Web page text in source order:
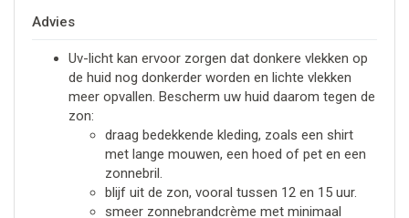
Advies
Uv-licht kan ervoor zorgen dat donkere vlekken op
de huid nog donkerder worden en lichte vlekken
meer opvallen. Bescherm uw huid daarom tegen de
zon:
draag bedekkende kleding, zoals een shirt
met lange mouwen, een hoed of pet en een
zonnebril.
blijf uit de zon, vooral tussen 12 en 15 uur.
smeer zonnebrandcrème met minimaal